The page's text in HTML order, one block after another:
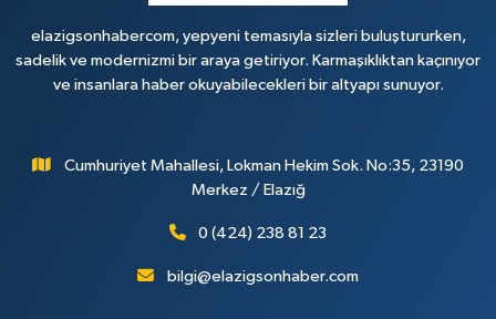
elazigsonhabercom, yepyeni temasıyla sizleri buluştururken,
sadelik ve modernizmi bir araya getiriyor. Karmaşıklıktan kaçınıyor
ve insanlara haber okuyabilecekleri bir altyapı sunuyor.
Cumhuriyet Mahallesi, Lokman Hekim Sok. No:35, 23190
Merkez / Elazığ
0 (424) 238 81 23
bilgi@elazigsonhaber.com